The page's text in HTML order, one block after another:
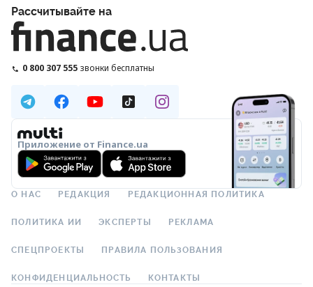
Рассчитывайте на
0 800 307 555 звонки бесплатны
Приложение от Finance.ua
О НАС РЕДАКЦИЯ РЕДАКЦИОННАЯ ПОЛИТИКА
ПОЛИТИКА ИИ ЭКСПЕРТЫ РЕКЛАМА
СПЕЦПРОЕКТЫ ПРАВИЛА ПОЛЬЗОВАНИЯ
КОНФИДЕНЦИАЛЬНОСТЬ КОНТАКТЫ